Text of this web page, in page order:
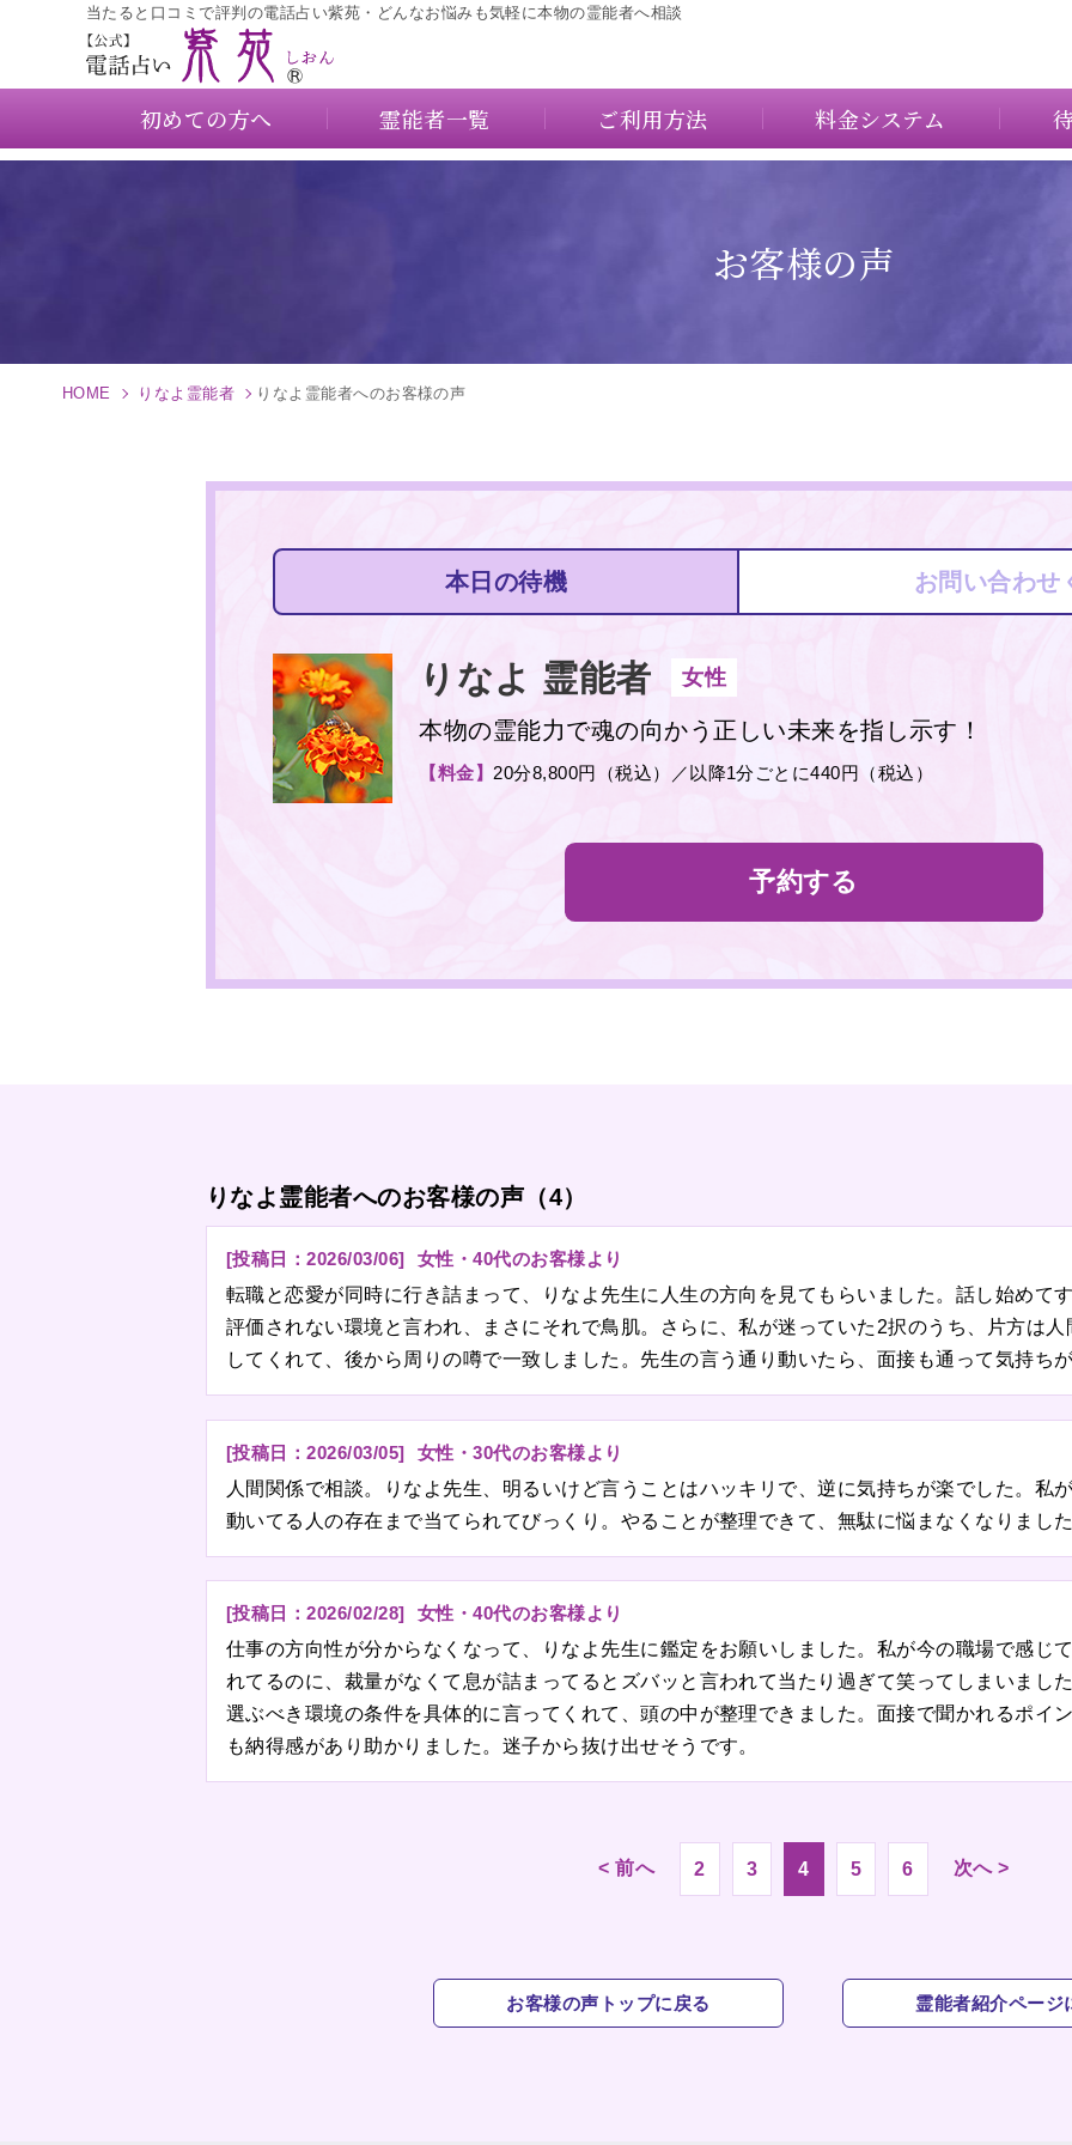
当たると口コミで評判の電話占い紫苑・どんなお悩みも気軽に本物の霊能者へ相談
初めての方へ 霊能者一覧 ご利用方法 料金システム
お客様の声
HOME りなよ霊能者 りなよ霊能者へのお客様の声
本日の待機 お問い合わせ
りなよ 霊能者 女性
本物の霊能力で魂の向かう正しい未来を指し示す！
【料金】 20分8,800円（税込）／以降1分ごとに440円（税込）
予約する
りなよ霊能者へのお客様の声（4）
[投稿日：2026/03/06]
女性・40代のお客様より
転職と恋愛が同時に行き詰まって、りなよ先生に人生の方向を見てもらいました。話し始めて
評価されない環境と言われ、まさにそれで鳥肌。さらに、私が迷っていた2択のうち、片方は
してくれて、後から周りの噂で一致しました。先生の言う通り動いたら、面接も通って気持ち
[投稿日：2026/03/05]
女性・30代のお客様より
人間関係で相談。りなよ先生、明るいけど言うことはハッキリで、逆に気持ちが楽でした。私
動いてる人の存在まで当てられてびっくり。やることが整理できて、無駄に悩まなくなりまし
[投稿日：2026/02/28]
女性・40代のお客様より
仕事の方向性が分からなくなって、りなよ先生に鑑定をお願いしました。私が今の職場で感じ
れてるのに、裁量がなくて息が詰まってるとズバッと言われて当たり過ぎて笑ってしまいまし
選ぶべき環境の条件を具体的に言ってくれて、頭の中が整理できました。面接で聞かれるポイ
も納得感があり助かりました。迷子から抜け出せそうです。
< 前へ 2 3 4 5 6 次へ >
お客様の声トップに戻る 霊能者紹介ページ